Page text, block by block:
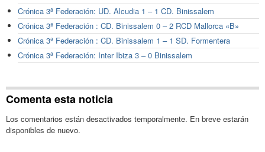
Crónica 3ª Federación: UD. Alcudia 1 – 1 CD. Binissalem
Crónica 3ª Federación : CD. Binissalem 0 – 2 RCD Mallorca «B»
Crónica 3ª Federación : CD. Binissalem 1 – 1 SD. Formentera
Crónica 3ª Federación: Inter Ibiza 3 – 0 Binissalem
Comenta esta noticia
Los comentarios están desactivados temporalmente. En breve estarán
disponibles de nuevo.